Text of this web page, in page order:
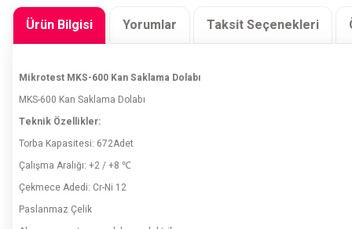
Ürün Bilgisi Yorumlar Taksit Seçenekleri
Mikrotest MKS-600 Kan Saklama Dolabı
MKS-600 Kan Saklama Dolabı
Teknik Özellikler:
Torba Kapasitesi: 672Adet
Çalışma Aralığı: +2 / +8 ℃
Çekmece Adedi: Cr-Ni 12
Paslanmaz Çelik